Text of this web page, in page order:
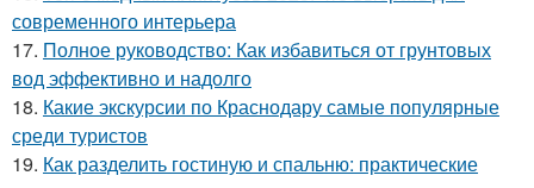
современного интерьера
17. Полное руководство: Как избавиться от грунтовых
вод эффективно и надолго
18. Какие экскурсии по Краснодару самые популярные
среди туристов
19. Как разделить гостиную и спальню: практические